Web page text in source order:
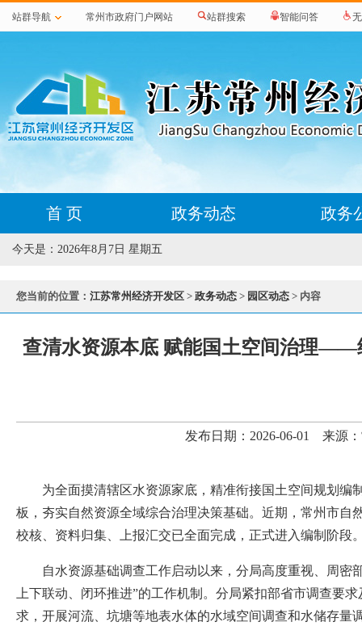
站群导航 常州市政府门户网站 站群搜索 智能问答
首 页 政务动态 政务
今天是： 2026年8月7日 星期五
您当前的位置： 江苏常州经济开发区 > 政务动态 > 园区动态 > 内容
查清水资源本底 赋能国土空间治理——
发布日期：2026-06-01 来源
为全面摸清辖区水资源家底，精准衔接国土空间规划
板，夯实自然资源全域综合治理决策基础。近期，常州市
校核、资料归集、上报汇交已全面完成，正式进入编制阶段
自水资源基础调查工作启动以来，分局高度重视、周
上下联动、闭环推进”的工作机制。分局紧扣部省市调查要
求，开展河流、坑塘等地表水体的水域空间调查和水储存